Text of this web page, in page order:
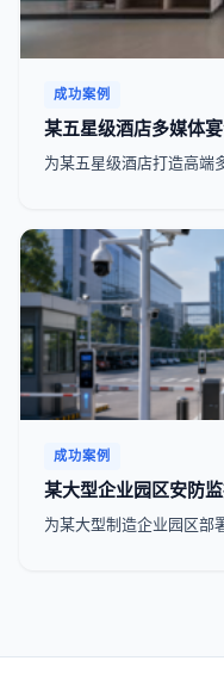
成功案例
某五星级酒店多媒体
为某五星级酒店打造高端
成功案例
某大型企业园区安防
为某大型制造企业园区部